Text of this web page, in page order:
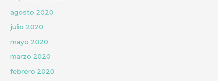
agosto 2020
julio 2020
mayo 2020
marzo 2020
febrero 2020